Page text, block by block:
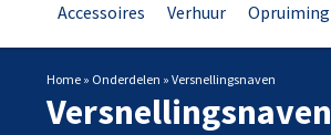
Accessoires
Verhuur Opruiming
Home » Onderdelen » Versnellingsnaven
Versnellingsnaven